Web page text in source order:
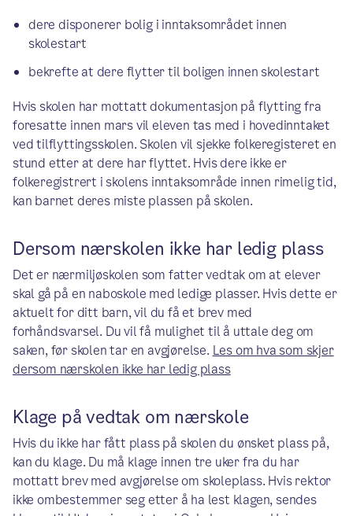
dere disponerer bolig i inntaksområdet innen
skolestart
bekrefte at dere flytter til boligen innen skolestart
Hvis skolen har mottatt dokumentasjon på flytting fra
foresatte innen mars vil eleven tas med i hovedinntaket
ved tilflyttingsskolen. Skolen vil sjekke folkeregisteret en
stund etter at dere har flyttet. Hvis dere ikke er
folkeregistrert i skolens inntaksområde innen rimelig tid,
kan barnet deres miste plassen på skolen.
Dersom nærskolen ikke har ledig plass
Det er nærmiljøskolen som fatter vedtak om at elever
skal gå på en naboskole med ledige plasser. Hvis dette er
aktuelt for ditt barn, vil du få et brev med
forhåndsvarsel. Du vil få mulighet til å uttale deg om
saken, før skolen tar en avgjørelse. Les om hva som skjer
dersom nærskolen ikke har ledig plass
Klage på vedtak om nærskole
Hvis du ikke har fått plass på skolen du ønsket plass på,
kan du klage. Du må klage innen tre uker fra du har
mottatt brev med avgjørelse om skoleplass. Hvis rektor
ikke ombestemmer seg etter å ha lest klagen, sendes